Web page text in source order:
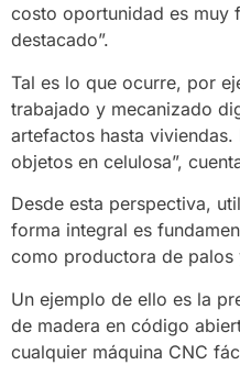
costo oportunidad es muy
destacado”.
Tal es lo que ocurre, por
trabajado y mecanizado
artefactos hasta
objetos en celulosa”,
Desde esta perspectiva,
forma integral es
como productora de palos
Un ejemplo de ello es la
de madera en código
cualquier máquina CNC